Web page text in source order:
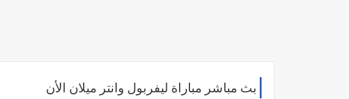
بث مباشر مباراة ليفربول وانتر ميلان الأن